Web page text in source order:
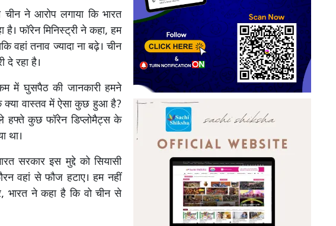
ने आरोप लगाया कि भारत
फॉरेन मिनिस्ट्री ने कहा, हम
वहां तनाव ज्यादा ना बढ़े। चीन
दे रहा है।
में घुसपैठ की जानकारी हमने
क्या वास्तव में ऐसा कुछ हुआ है?
हफ्ते कुछ फॉरेन डिप्लोमैट्स के
था।
सरकार इस मुद्दे को सियासी
वहां से फौज हटाए। हम नहीं
भारत ने कहा है कि वो चीन से